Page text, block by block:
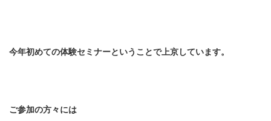
今年初めての体験セミナーということで上京しています。
ご参加の方々には